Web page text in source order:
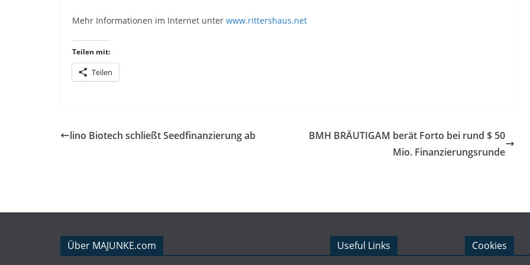
Mehr Informationen im Internet unter www.rittershaus.net
Teilen mit:
Teilen
lino Biotech schließt Seedfinanzierung ab
BMH BRÄUTIGAM berät Forto bei rund $ 50
Mio. Finanzierungsrunde
Über MAJUNKE.com Useful Links Cookies